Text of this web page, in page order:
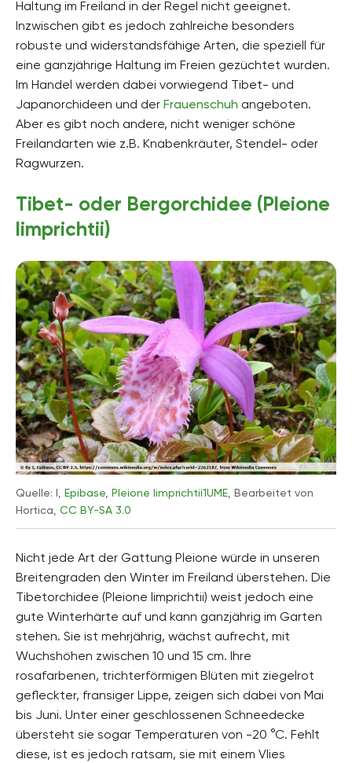
Haltung im Freiland in der Regel nicht geeignet.
Inzwischen gibt es jedoch zahlreiche besonders
robuste und widerstandsfähige Arten, die speziell für
eine ganzjährige Haltung im Freien gezüchtet wurden.
Im Handel werden dabei vorwiegend Tibet- und
Japanorchideen und der Frauenschuh angeboten.
Aber es gibt noch andere, nicht weniger schöne
Freilandarten wie z.B. Knabenkräuter, Stendel- oder
Ragwurzen.
Tibet- oder Bergorchidee (Pleione
limprichtii)
Quelle: I, Epibase, Pleione limprichtii1UME, Bearbeitet von
Hortica, CC BY-SA 3.0
Nicht jede Art der Gattung Pleione würde in unseren
Breitengraden den Winter im Freiland überstehen. Die
Tibetorchidee (Pleione limprichtii) weist jedoch eine
gute Winterhärte auf und kann ganzjährig im Garten
stehen. Sie ist mehrjährig, wächst aufrecht, mit
Wuchshöhen zwischen 10 und 15 cm. Ihre
rosafarbenen, trichterförmigen Blüten mit ziegelrot
gefleckter, fransiger Lippe, zeigen sich dabei von Mai
bis Juni. Unter einer geschlossenen Schneedecke
übersteht sie sogar Temperaturen von -20 °C. Fehlt
diese, ist es jedoch ratsam, sie mit einem Vlies